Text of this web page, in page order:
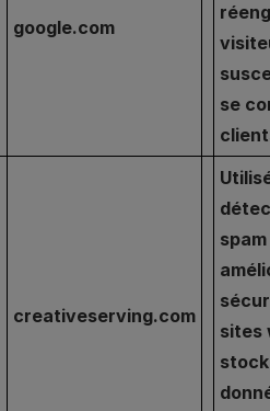
google.com
se
creativeserving.com
sites